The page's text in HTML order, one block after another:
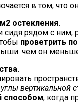
в том, что
остекления.
рядом с ним,
проветрить
чем он
вертикальной
способом, когда